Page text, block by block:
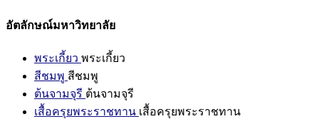
อัตลักษณ์มหาวิทยาลัย
พระเกี้ยว พระเกี้ยว
สีชมพู สีชมพู
ต้นจามจุรี ต้นจามจุรี
เสื้อครุยพระราชทาน เสื้อครุยพระราชทาน